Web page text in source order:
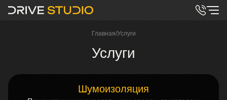
Главная/Услуги
Услуги
Шумоизоляция